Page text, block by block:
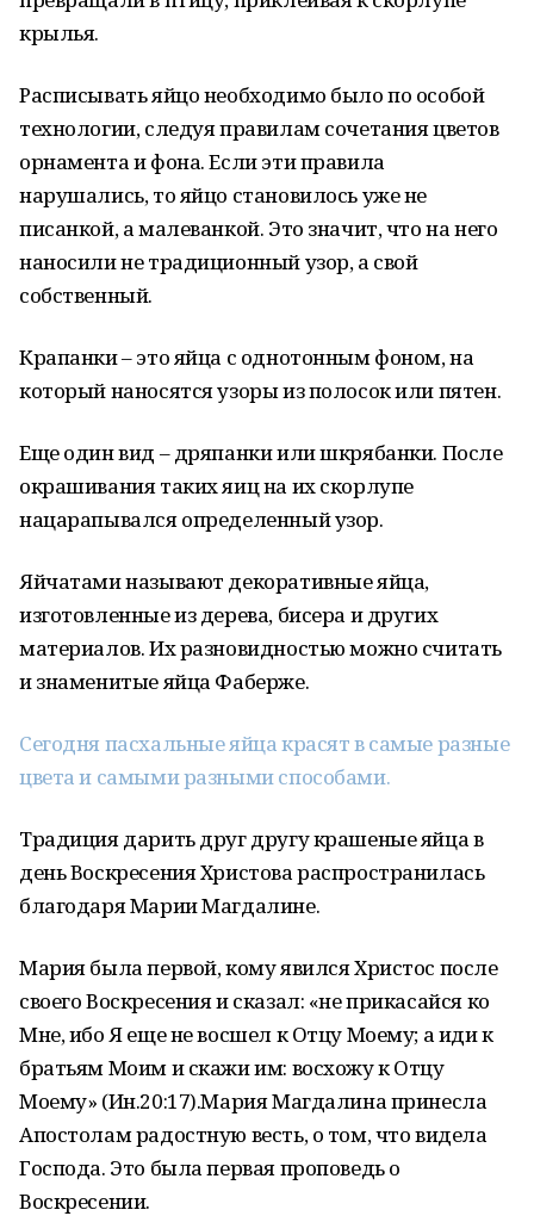
крылья.
Расписывать яйцо необходимо было по особой
технологии, следуя правилам сочетания цветов
орнамента и фона. Если эти правила
нарушались, то яйцо становилось уже не
писанкой, а малеванкой. Это значит, что на него
наносили не традиционный узор, а свой
собственный.
Крапанки – это яйца с однотонным фоном, на
который наносятся узоры из полосок или пятен.
Еще один вид – дряпанки или шкрябанки. После
окрашивания таких яиц на их скорлупе
нацарапывался определенный узор.
Яйчатами называют декоративные яйца,
изготовленные из дерева, бисера и других
материалов. Их разновидностью можно считать
и знаменитые яйца Фаберже.
Сегодня пасхальные яйца красят в самые разные
цвета и самыми разными способами.
Традиция дарить друг другу крашеные яйца в
день Воскресения Христова распространилась
благодаря Марии Магдалине.
Мария была первой, кому явился Христос после
своего Воскресения и сказал: «не прикасайся ко
Мне, ибо Я еще не восшел к Отцу Моему; а иди к
братьям Моим и скажи им: восхожу к Отцу
Моему» (Ин.20:17).Мария Магдалина принесла
Апостолам радостную весть, о том, что видела
Господа. Это была первая проповедь о
Воскресении.